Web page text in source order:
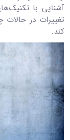
آشنایی با
تغییرات در حالات
کند.